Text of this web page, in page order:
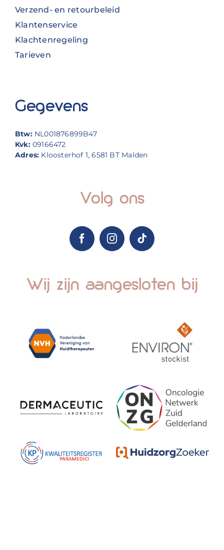
Verzend- en retourbeleid
Klantenservice
Klachtenregeling
Tarieven
Gegevens
Btw: NL001876899B47
Kvk:09166472
Adres: Kloosterhof 1, 6581 BT Malden
Volg ons
Wij zijn aangesloten bij